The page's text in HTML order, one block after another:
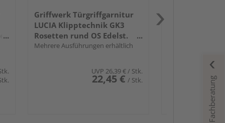
Griffwerk Türgriffgarnitur
LUCIA Klipptechnik GK3
Rosetten rund OS Edelst.
ma.
Mehrere Ausführungen erhältlich
UVP 26,39 €/ Stk.
22,45 € / Stk. Fachberatung